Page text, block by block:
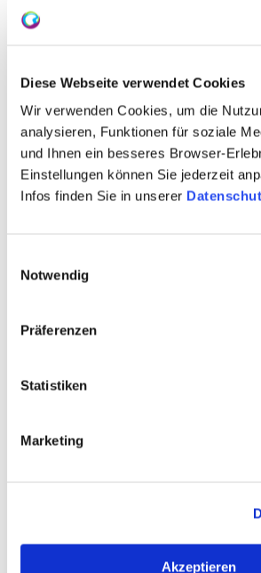
Diese Webseite verwendet Cookies
Wir verwenden Cookies, um die
analysieren, Funktionen für soziale
und Ihnen ein besseres Browser-
Einstellungen können Sie jederzeit
Infos finden Sie in unserer
Notwendig
Präferenzen
Statistiken
Marketing
Akzeptieren
WEITERE TERMINE
VERANSTALTUNGSORT
WEITERE INFOS &
Weitere Veranstaltungen